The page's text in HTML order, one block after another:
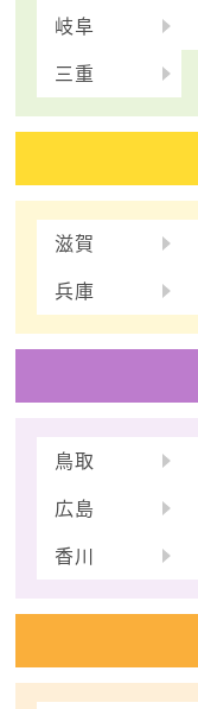
岐阜
三重
滋賀
兵庫
鳥取
広島
香川